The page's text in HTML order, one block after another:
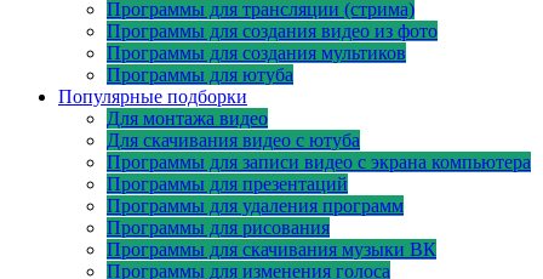
Программы для трансляции (стрима)
Программы для создания видео из фото
Программы для создания мультиков
Программы для ютуба
Популярные подборки
Для монтажа видео
Для скачивания видео с ютуба
Программы для записи видео с экрана компьютера
Программы для презентаций
Программы для удаления программ
Программы для рисования
Программы для скачивания музыки ВК
Программы для изменения голоса